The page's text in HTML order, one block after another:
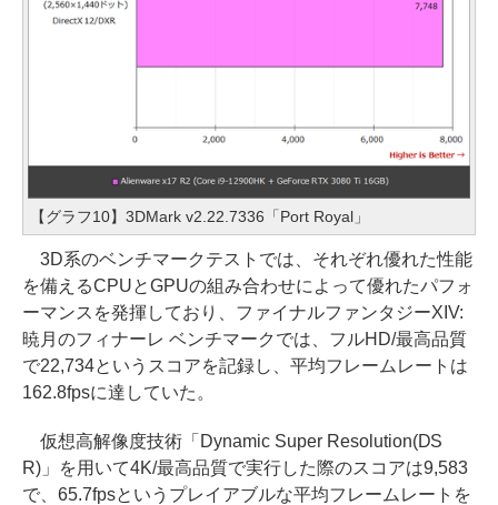
【グラフ10】3DMark v2.22.7336「Port Royal」
3D系のベンチマークテストでは、それぞれ優れた性能
を備えるCPUとGPUの組み合わせによって優れたパフォ
ーマンスを発揮しており、ファイナルファンタジーXIV:
暁月のフィナーレ ベンチマークでは、フルHD/最高品質
で22,734というスコアを記録し、平均フレームレートは
162.8fpsに達していた。
仮想高解像度技術「Dynamic Super Resolution(DS
R)」を用いて4K/最高品質で実行した際のスコアは9,583
で、65.7fpsというプレイアブルな平均フレームレートを